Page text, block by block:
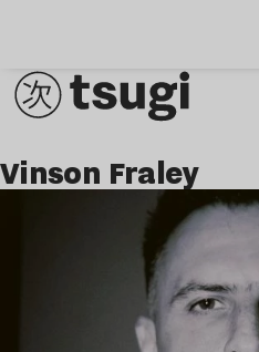
Vinson Fraley